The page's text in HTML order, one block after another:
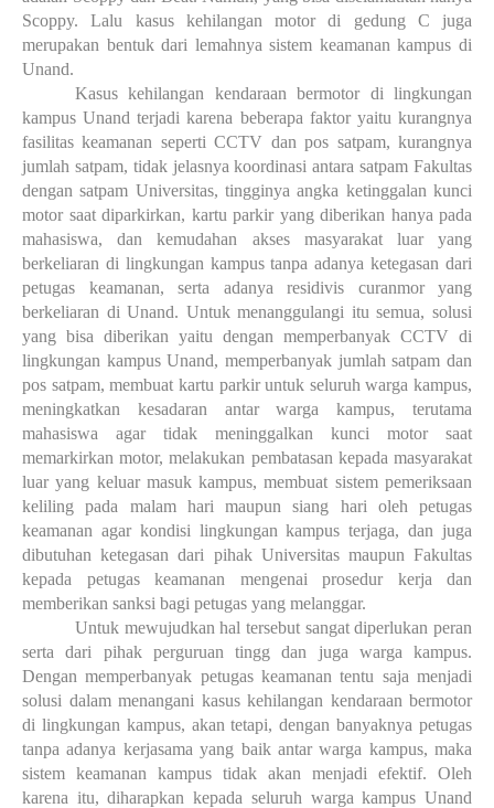
Scoppy. Lalu kasus kehilangan motor di gedung C juga
merupakan bentuk dari lemahnya sistem keamanan kampus di
Unand.
Kasus kehilangan kendaraan bermotor di lingkungan
kampus Unand terjadi karena beberapa faktor yaitu kurangnya
fasilitas keamanan seperti CCTV dan pos satpam, kurangnya
jumlah satpam, tidak jelasnya koordinasi antara satpam Fakultas
dengan satpam Universitas, tingginya angka ketinggalan kunci
motor saat diparkirkan, kartu parkir yang diberikan hanya pada
mahasiswa, dan kemudahan akses masyarakat luar yang
berkeliaran di lingkungan kampus tanpa adanya ketegasan dari
petugas keamanan, serta adanya residivis curanmor yang
berkeliaran di Unand. Untuk menanggulangi itu semua, solusi
yang bisa diberikan yaitu dengan memperbanyak CCTV di
lingkungan kampus Unand, memperbanyak jumlah satpam dan
pos satpam, membuat kartu parkir untuk seluruh warga kampus,
meningkatkan kesadaran antar warga kampus, terutama
mahasiswa agar tidak meninggalkan kunci motor saat
memarkirkan motor, melakukan pembatasan kepada masyarakat
luar yang keluar masuk kampus, membuat sistem pemeriksaan
keliling pada malam hari maupun siang hari oleh petugas
keamanan agar kondisi lingkungan kampus terjaga, dan juga
dibutuhan ketegasan dari pihak Universitas maupun Fakultas
kepada petugas keamanan mengenai prosedur kerja dan
memberikan sanksi bagi petugas yang melanggar.
Untuk mewujudkan hal tersebut sangat diperlukan peran
serta dari pihak perguruan tingg dan juga warga kampus.
Dengan memperbanyak petugas keamanan tentu saja menjadi
solusi dalam menangani kasus kehilangan kendaraan bermotor
di lingkungan kampus, akan tetapi, dengan banyaknya petugas
tanpa adanya kerjasama yang baik antar warga kampus, maka
sistem keamanan kampus tidak akan menjadi efektif. Oleh
karena itu, diharapkan kepada seluruh warga kampus Unand